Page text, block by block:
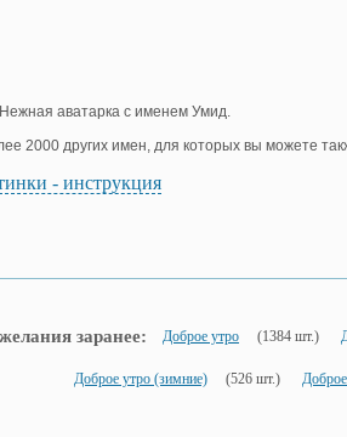
аватарка с именем Умид.
2000 других имен, для которых вы можете
- инструкция
заранее: Доброе утро (1384 шт.)
Доброе утро (зимние) (526 шт.)